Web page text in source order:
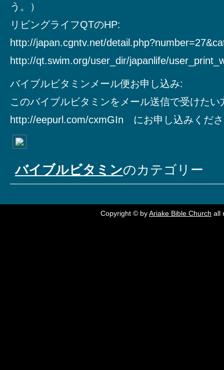
う。）
リビングライフQTのHP:
http://japan.cgntv.net/
http://qt.swim.org/user_dir/japanlife/
バイブルビタミンメール便お申し込み:
このバイブルビタミンをメール送信で受けたい
http://eepurl.com/cxmGIn にお申し込みくだ
バイブルビタミンのカテゴリー
Copyright © byAriake Bible Church all